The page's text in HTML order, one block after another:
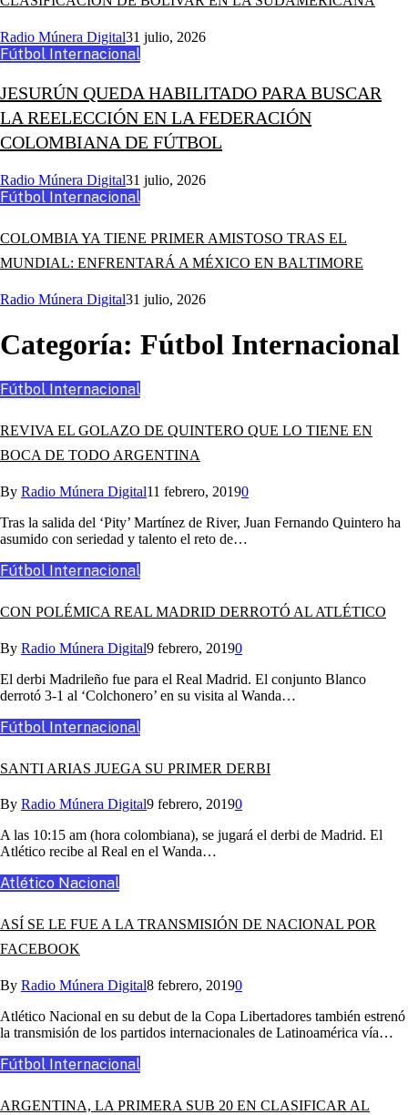
Radio Múnera Digital31 julio, 2026
Fútbol Internacional
JESURÚN QUEDA HABILITADO PARA BUSCAR
LA REELECCIÓN EN LA FEDERACIÓN
COLOMBIANA DE FÚTBOL
Radio Múnera Digital31 julio, 2026
Fútbol Internacional
COLOMBIA YA TIENE PRIMER AMISTOSO TRAS EL
MUNDIAL: ENFRENTARÁ A MÉXICO EN BALTIMORE
Radio Múnera Digital31 julio, 2026
Categoría: Fútbol Internacional
Fútbol Internacional
REVIVA EL GOLAZO DE QUINTERO QUE LO TIENE EN
BOCA DE TODO ARGENTINA
By Radio Múnera Digital11 febrero, 20190
Tras la salida del ‘Pity’ Martínez de River, Juan Fernando Quintero ha
asumido con seriedad y talento el reto de…
Fútbol Internacional
CON POLÉMICA REAL MADRID DERROTÓ AL ATLÉTICO
By Radio Múnera Digital9 febrero, 20190
El derbi Madrileño fue para el Real Madrid. El conjunto Blanco
derrotó 3-1 al ‘Colchonero’ en su visita al Wanda…
Fútbol Internacional
SANTI ARIAS JUEGA SU PRIMER DERBI
By Radio Múnera Digital9 febrero, 20190
A las 10:15 am (hora colombiana), se jugará el derbi de Madrid. El
Atlético recibe al Real en el Wanda…
Atlético Nacional
ASÍ SE LE FUE A LA TRANSMISIÓN DE NACIONAL POR
FACEBOOK
By Radio Múnera Digital8 febrero, 20190
Atlético Nacional en su debut de la Copa Libertadores también estrenó
la transmisión de los partidos internacionales de Latinoamérica vía…
Fútbol Internacional
ARGENTINA, LA PRIMERA SUB 20 EN CLASIFICAR AL